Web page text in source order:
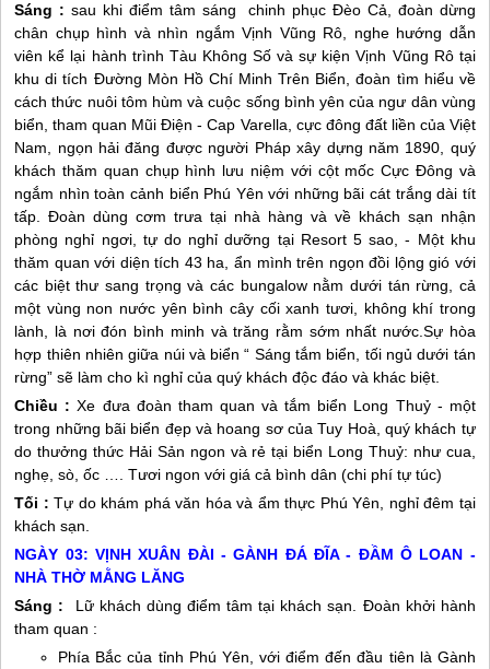
Sáng : sau khi điểm tâm sáng chinh phục Đèo Cả, đoàn dừng
chân chụp hình và nhìn ngắm Vịnh Vũng Rô, nghe hướng dẫn
viên kể lại hành trình Tàu Không Số và sự kiện Vịnh Vũng Rô tại
khu di tích Đường Mòn Hồ Chí Minh Trên Biển, đoàn tìm hiểu về
cách thức nuôi tôm hùm và cuộc sống bình yên của ngư dân vùng
biển, tham quan Mũi Điện - Cap Varella, cực đông đất liền của Việt
Nam, ngọn hải đăng được người Pháp xây dựng năm 1890, quý
khách thăm quan chụp hình lưu niệm với cột mốc Cực Đông và
ngắm nhìn toàn cảnh biển Phú Yên với những bãi cát trắng dài tít
tấp. Đoàn dùng cơm trưa tại nhà hàng và về khách sạn nhận
phòng nghỉ ngơi, tự do nghỉ dưỡng tại Resort 5 sao, - Một khu
thăm quan với diện tích 43 ha, ẩn mình trên ngọn đồi lộng gió với
các biệt thư sang trọng và các bungalow nằm dưới tán rừng, cả
một vùng non nước yên bình cây cối xanh tươi, không khí trong
lành, là nơi đón bình minh và trăng rằm sớm nhất nước.Sự hòa
hợp thiên nhiên giữa núi và biển “ Sáng tắm biển, tối ngủ dưới tán
rừng” sẽ làm cho kì nghỉ của quý khách độc đáo và khác biệt.
Chiều : Xe đưa đoàn tham quan và tắm biển Long Thuỷ - một
trong những bãi biển đẹp và hoang sơ của Tuy Hoà, quý khách tự
do thưởng thức Hải Sản ngon và rẻ tại biển Long Thuỷ: như cua,
nghẹ, sò, ốc …. Tươi ngon với giá cả bình dân (chi phí tự túc)
Tối :Tự do khám phá văn hóa và ẩm thực Phú Yên , nghỉ đêm tại
khách sạn.
NGÀY 03: VỊNH XUÂN ĐÀI - GÀNH ĐÁ ĐĨA - ĐẦM Ô LOAN -
NHÀ THỜ MẰNG LĂNG
Sáng :
Lữ khách dùng điểm tâm tại khách sạn. Đoàn khởi hành
tham quan :
Phía Bắc của tỉnh Phú Yên , với điểm đến đầu tiên là Gành